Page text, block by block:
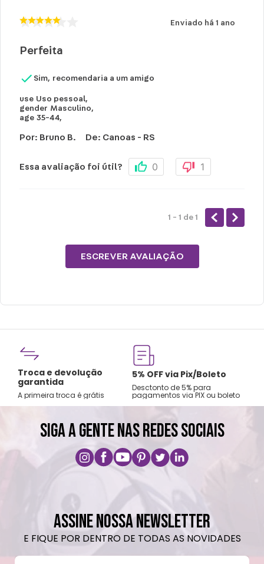
Enviado há 1 ano
Perfeita
Sim, recomendaria a um amigo
use Uso pessoal,
gender Masculino,
age 35-44,
Por: Bruno B. De: Canoas - RS
Essa avaliação foi útil? 0 1
1 - 1 de 1
ESCREVER AVALIAÇÃO
Troca e devolução
garantida
A primeira troca é grátis
5% OFF via Pix/Boleto
Desctonto de 5% para
pagamentos via PIX ou boleto
SIGA A GENTE NAS REDES SOCIAIS
ASSINE NOSSA NEWSLETTER
E FIQUE POR DENTRO DE TODAS AS NOVIDADES